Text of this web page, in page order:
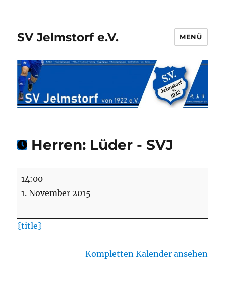
SV Jelmstorf e.V. MENÜ
Herren: Lüder - SVJ
Herren:
Lüder
SVJ
14:00
1. November 2015
{title}
Kompletten Kalender ansehen